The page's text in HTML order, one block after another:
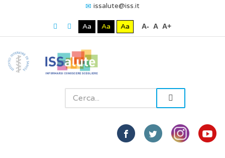
issalute@iss.it
Aa Aa Aa A- A A+